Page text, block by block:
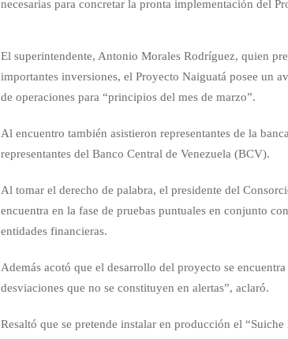
necesarias para concretar la pronta implementación del
El superintendente, Antonio Morales Rodríguez, quien
importantes inversiones, el Proyecto Naiguatá posee un
de operaciones para “principios del mes de marzo”.
Al encuentro también asistieron representantes de la
representantes del Banco Central de Venezuela (BCV).
Al tomar el derecho de palabra, el presidente del
encuentra en la fase de pruebas puntuales en conjunto
entidades financieras.
Además acotó que el desarrollo del proyecto se
desviaciones que no se constituyen en alertas”, aclaró.
Resaltó que se pretende instalar en producción el